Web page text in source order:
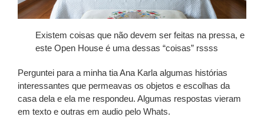
Existem coisas que não devem ser feitas na pressa, e
este Open House é uma dessas “coisas” rssss
Perguntei para a minha tia Ana Karla algumas histórias
interessantes que permeavas os objetos e escolhas da
casa dela e ela me respondeu. Algumas respostas vieram
em texto e outras em audio pelo Whats.